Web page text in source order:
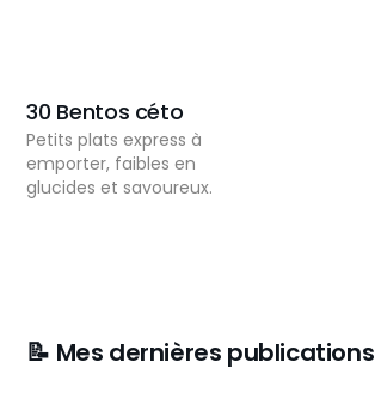
30 Bentos céto
Petits plats express à
emporter, faibles en
glucides et savoureux.
📝 Mes dernières publications